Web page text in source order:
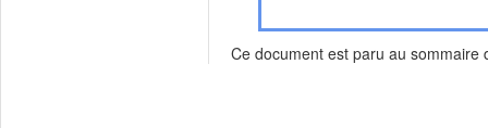
Ce document est paru au sommaire